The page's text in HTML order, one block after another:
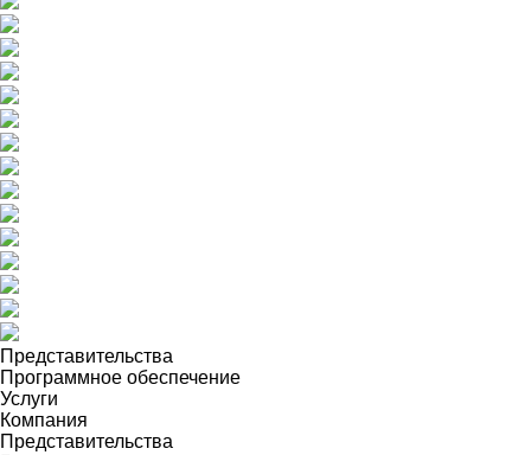
Представительства
Программное обеспечение
Услуги
Компания
Представительства